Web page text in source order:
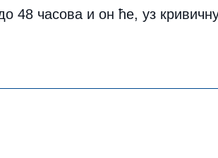
часова и он ће, уз кривичну